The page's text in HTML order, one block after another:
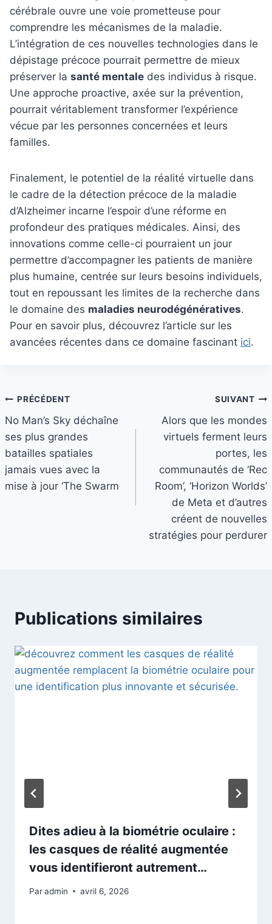
cérébrale ouvre une voie prometteuse pour
comprendre les mécanismes de la maladie.
L’intégration de ces nouvelles technologies dans le
dépistage précoce pourrait permettre de mieux
préserver la santé mentale des individus à risque.
Une approche proactive, axée sur la prévention,
pourrait véritablement transformer l’expérience
vécue par les personnes concernées et leurs
familles.
Finalement, le potentiel de la réalité virtuelle dans
le cadre de la détection précoce de la maladie
d’Alzheimer incarne l’espoir d’une réforme en
profondeur des pratiques médicales. Ainsi, des
innovations comme celle-ci pourraient un jour
permettre d’accompagner les patients de manière
plus humaine, centrée sur leurs besoins individuels,
tout en repoussant les limites de la recherche dans
le domaine des maladies neurodégénératives.
Pour en savoir plus, découvrez l’article sur les
avancées récentes dans ce domaine fascinant ici.
Navigation
de
l’article
PRÉCÉDENT
No Man’s Sky déchaîne
ses plus grandes
batailles spatiales
jamais vues avec la
mise à jour ‘The Swarm
SUIVANT
Alors que les mondes
virtuels ferment leurs
portes, les
communautés de ‘Rec
Room’, ‘Horizon Worlds’
de Meta et d’autres
créent de nouvelles
stratégies pour perdurer
Publications similaires
Dites adieu à la biométrie oculaire :
les casques de réalité augmentée
vous identifieront autrement…
Paradmin avril 6, 2026